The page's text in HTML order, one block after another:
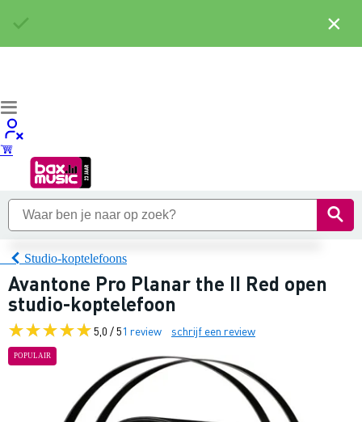
Studio-koptelefoons
Avantone Pro Planar the II Red open
studio-koptelefoon
5,0 / 51 review schrijf een review
POPULAIR
×